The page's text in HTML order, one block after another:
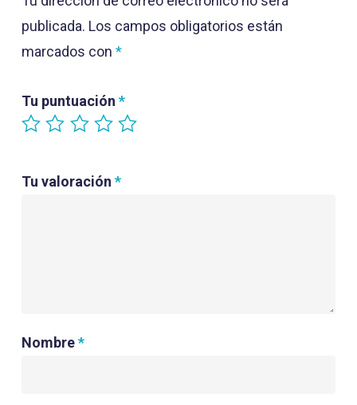
publicada. Los campos obligatorios están
marcados con *
Tu puntuación *
Tu valoración *
Nombre*